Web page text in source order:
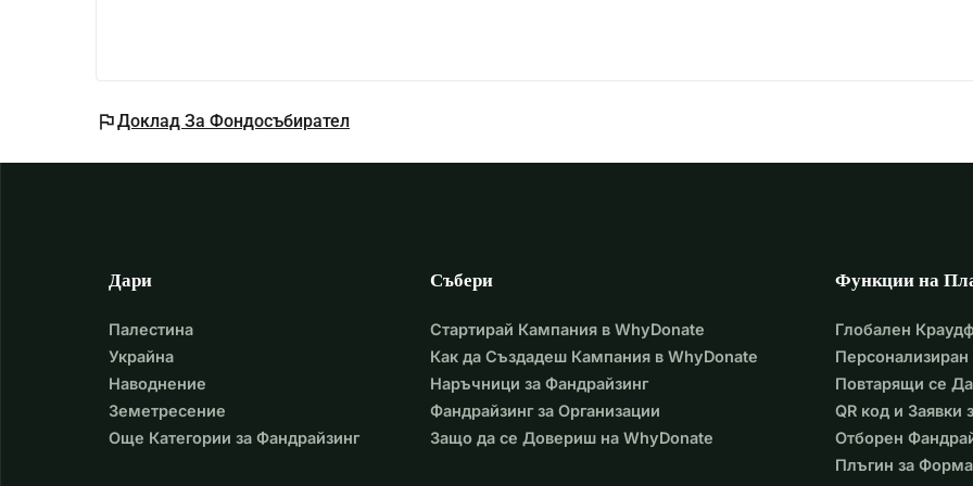
flagДоклад За Фондосъбирател
Дари
Палестина
Украйна
Наводнение
Земетресение
Още Категории за Фандрайзинг
Събери
Стартирай Кампания в WhyDonate
Как да Създадеш Кампания в WhyDonate
Наръчници за Фандрайзинг
Фандрайзинг за Организации
Защо да се Довериш на WhyDonate
Функции на
Глобален
Персонализиран
Повтарящи се
QR код и Заявки
Отборен
Плъгин за